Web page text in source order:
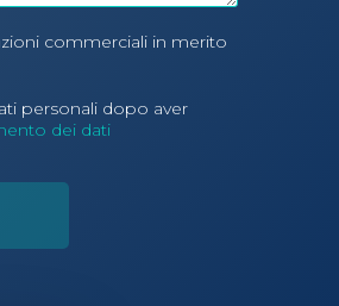
commerciali in merito
personali dopo aver
dei dati